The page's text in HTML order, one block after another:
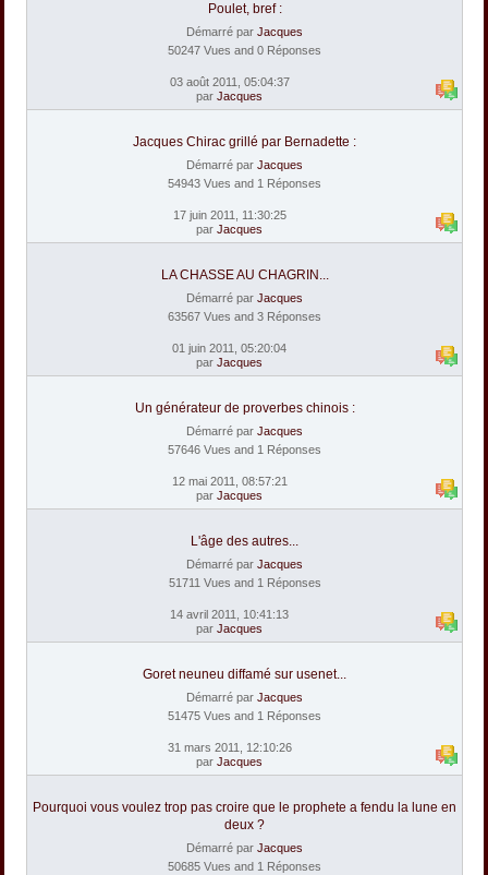
Poulet, bref :
Démarré par Jacques
50247 Vues and 0 Réponses
03 août 2011, 05:04:37
par Jacques
Jacques Chirac grillé par Bernadette :
Démarré par Jacques
54943 Vues and 1 Réponses
17 juin 2011, 11:30:25
par Jacques
LA CHASSE AU CHAGRIN...
Démarré par Jacques
63567 Vues and 3 Réponses
01 juin 2011, 05:20:04
par Jacques
Un générateur de proverbes chinois :
Démarré par Jacques
57646 Vues and 1 Réponses
12 mai 2011, 08:57:21
par Jacques
L'âge des autres...
Démarré par Jacques
51711 Vues and 1 Réponses
14 avril 2011, 10:41:13
par Jacques
Goret neuneu diffamé sur usenet...
Démarré par Jacques
51475 Vues and 1 Réponses
31 mars 2011, 12:10:26
par Jacques
Pourquoi vous voulez trop pas croire que le prophete a fendu la lune en
deux ?
Démarré par Jacques
50685 Vues and 1 Réponses